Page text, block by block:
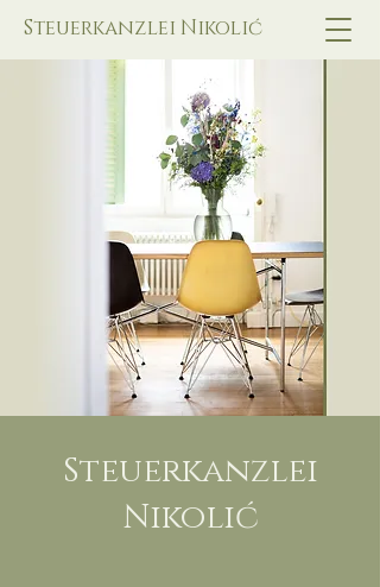
Steuerkanzlei Nikolić
Steuerkanzlei
Nikolić​